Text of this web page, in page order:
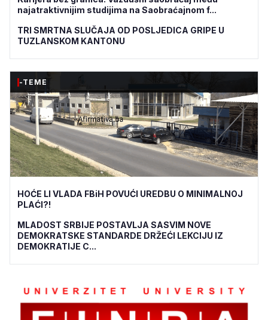
najatraktivnijim studijima na Saobraćajnom f...
TRI SMRTNA SLUČAJA OD POSLJEDICA GRIPE U
TUZLANSKOM KANTONU
-TEME
HOĆE LI VLADA FBiH POVUĆI UREDBU O MINIMALNOJ
PLAĆI?!
MLADOST SRBIJE POSTAVLJA SASVIM NOVE
DEMOKRATSKE STANDARDE DRŽEĆI LEKCIJU IZ
DEMOKRATIJE C...